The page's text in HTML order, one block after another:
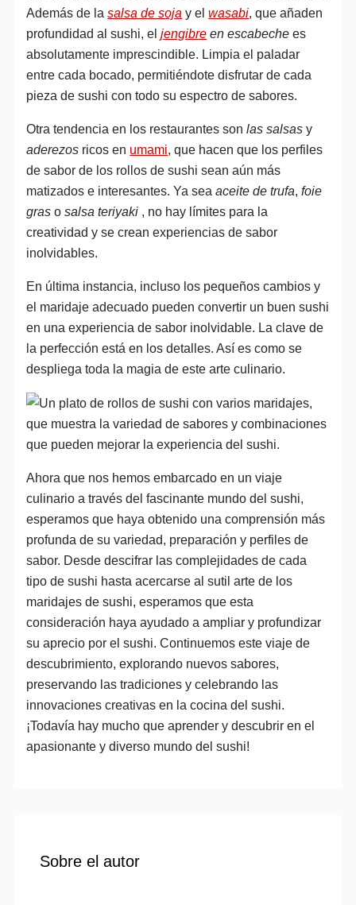
Además de lasalsa de soja y elwasabi, que añaden
profundidad al sushi, eljengibre en escabeche es
absolutamente imprescindible. Limpia el paladar
entre cada bocado, permitiéndote disfrutar de cada
pieza de sushi con todo su espectro de sabores.
Otra tendencia en los restaurantes sonlas salsas y
aderezos ricos en umami, que hacen que los perfiles
de sabor de los rollos de sushi sean aún más
matizados e interesantes. Ya seaaceite de trufa,foie
gras osalsa teriyaki , no hay límites para la
creatividad y se crean experiencias de sabor
inolvidables.
En última instancia, incluso los pequeños cambios y
el maridaje adecuado pueden convertir un buen sushi
en una experiencia de sabor inolvidable. La clave de
la perfección está en los detalles. Así es como se
despliega toda la magia de este arte culinario.
Ahora que nos hemos embarcado en un viaje
culinario a través del fascinante mundo del sushi,
esperamos que haya obtenido una comprensión más
profunda de su variedad, preparación y perfiles de
sabor. Desde descifrar las complejidades de cada
tipo de sushi hasta acercarse al sutil arte de los
maridajes de sushi, esperamos que esta
consideración haya ayudado a ampliar y profundizar
su aprecio por el sushi. Continuemos este viaje de
descubrimiento, explorando nuevos sabores,
preservando las tradiciones y celebrando las
innovaciones creativas en la cocina del sushi.
¡Todavía hay mucho que aprender y descubrir en el
apasionante y diverso mundo del sushi!
Sobre el autor